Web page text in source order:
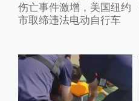
伤亡事件激增，美国纽约
市取缔违法电动自行车